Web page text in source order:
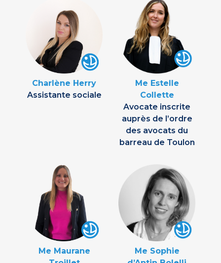
Charlène Herry
Assistante sociale
Me Estelle
Collette
Avocate inscrite
auprès de l’ordre
des avocats du
barreau de Toulon
Me Maurane
Me Sophie